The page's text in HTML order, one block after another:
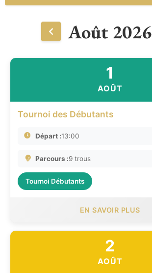
Août 2026
1
AOÛT
Tournoi des Débutants
Départ :13:00
Parcours :9 trous
Tournoi Débutants
EN SAVOIR PLUS
2
AOÛT